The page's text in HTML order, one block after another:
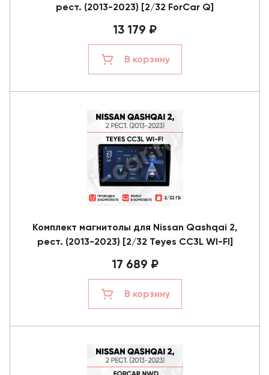
рест. (2013-2023) [2/32 ForCar Q]
13 179 ₽
В корзину
Комплект магнитолы для Nissan Qashqai 2,
рест. (2013-2023) [2/32 Teyes CC3L WI-FI]
17 689 ₽
В корзину